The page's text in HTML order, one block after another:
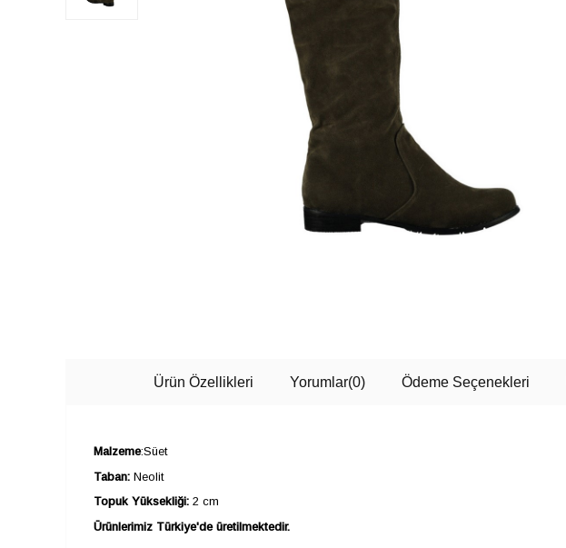
Ürün Özellikleri Yorumlar(0) Ödeme Seçenekleri
Malzeme:Süet
Taban: Neolit
Topuk Yüksekliği: 2 cm
Ürünlerimiz Türkiye'de üretilmektedir.